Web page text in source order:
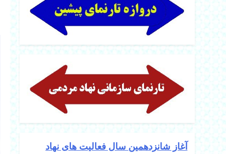
آغاز شانزدهمین سال فعالیت های نهاد